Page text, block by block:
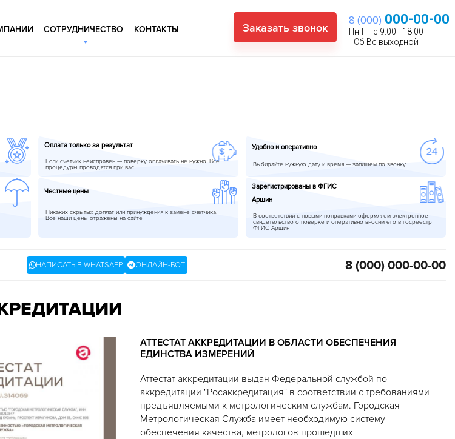
СОТРУДНИЧЕСТВО КОНТАКТЫ Заказать звонок
8 (000) 000-00-00
Пн-Пт с 9:00 - 18:00
Сб-Вс выходной
Оплата только за результат
Если счётчик неисправен — поверку оплачивать не нужно. Все
процедуры проводятся при вас
Удобно и оперативно
Выбирайте нужную дату и время — запишем по звонку
Честные цены
Никаких скрытых доплат или принуждения к замене счетчика.
Все наши цены отражены на сайте
Зарегистрированы в ФГИС
Аршин
В соответствии с новыми поправками оформляем электронное
свидетельство о поверке и оперативно вносим его в госреестр
ФГИС Аршин
НАПИСАТЬ В WHATSAPP ОНЛАЙН-БОТ 8 (000) 000-00-00
АТТЕСТАТ АККРЕДИТАЦИИ В ОБЛАСТИ ОБЕСПЕЧЕНИЯ
ЕДИНСТВА ИЗМЕРЕНИЙ
Аттестат аккредитации выдан Федеральной службой по
аккредитации "Росаккредитация" в соответствии с требованиями
предъявляемыми к метрологическим службам. Городская
Метрологическая Служба имеет необходимую систему
обеспечения качества, метрологов прошедших